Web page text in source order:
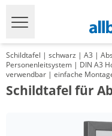
Schildtafel | schwarz | A3 |
Personenleitsystem | DIN A3
verwendbar | einfache
Schildtafel für